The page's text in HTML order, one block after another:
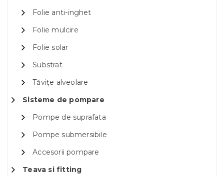
Folie anti-inghet
Folie mulcire
Folie solar
Substrat
Tăvițe alveolare
Sisteme de pompare
Pompe de suprafata
Pompe submersibile
Accesorii pompare
Teava si fitting